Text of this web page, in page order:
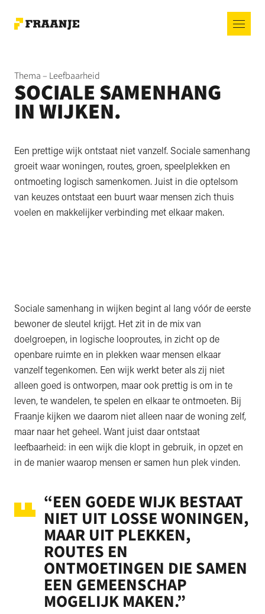
Thema – Leefbaarheid
SOCIALE SAMENHANG
IN WIJKEN.
Een prettige wijk ontstaat niet vanzelf. Sociale samenhang
groeit waar woningen, routes, groen, speelplekken en
ontmoeting logisch samenkomen. Juist in die optelsom
van keuzes ontstaat een buurt waar mensen zich thuis
voelen en makkelijker verbinding met elkaar maken.
Sociale samenhang in wijken begint al lang vóór de eerste
bewoner de sleutel krijgt. Het zit in de mix van
doelgroepen, in logische looproutes, in zicht op de
openbare ruimte en in plekken waar mensen elkaar
vanzelf tegenkomen. Een wijk werkt beter als zij niet
alleen goed is ontworpen, maar ook prettig is om in te
leven, te wandelen, te spelen en elkaar te ontmoeten. Bij
Fraanje kijken we daarom niet alleen naar de woning zelf,
maar naar het geheel. Want juist daar ontstaat
leefbaarheid: in een wijk die klopt in gebruik, in opzet en
in de manier waarop mensen er samen hun plek vinden.
“EEN GOEDE WIJK BESTAAT
NIET UIT LOSSE WONINGEN,
MAAR UIT PLEKKEN,
ROUTES EN
ONTMOETINGEN DIE SAMEN
EEN GEMEENSCHAP
MOGELIJK MAKEN.”